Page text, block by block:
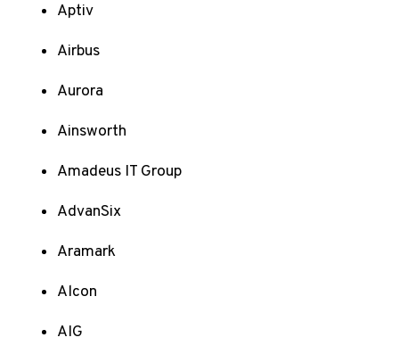
Aptiv
Airbus
Aurora
Ainsworth
Amadeus IT Group
AdvanSix
Aramark
Alcon
AIG